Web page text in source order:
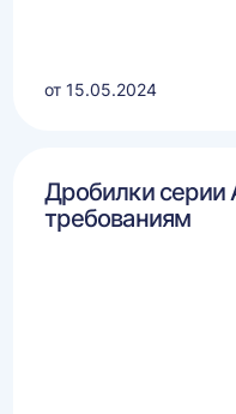
от 15.05.2024
Дробилки серии
требованиям